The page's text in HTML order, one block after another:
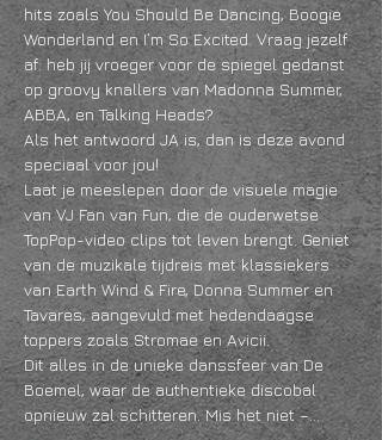
hits zoals You Should Be Dancing, Boogie
Wonderland en I’m So Excited. Vraag jezelf
af: heb jij vroeger voor de spiegel gedanst
op groovy knallers van Madonna Summer,
ABBA, en Talking Heads?
Als het antwoord JA is, dan is deze avond
speciaal voor jou!
Laat je meeslepen door de visuele magie
van VJ Fan van Fun, die de ouderwetse
TopPop-video clips tot leven brengt. Geniet
van de muzikale tijdreis met klassiekers
van Earth Wind & Fire, Donna Summer en
Tavares, aangevuld met hedendaagse
toppers zoals Stromae en Avicii.
Dit alles in de unieke danssfeer van De
Boemel, waar de authentieke discobal
opnieuw zal schitteren. Mis het niet –…